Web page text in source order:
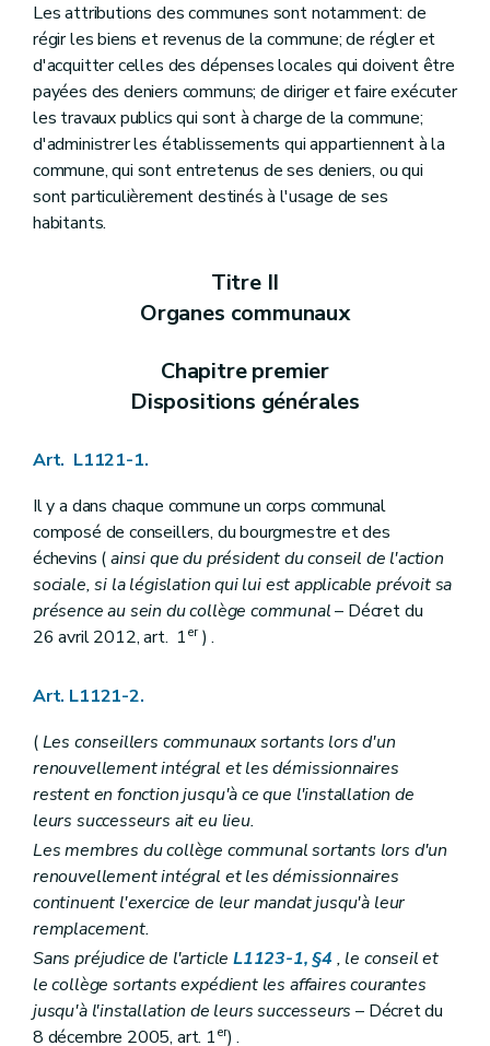
Art. L1124-10
Art. L1124-11
Art. L1124-12
Art. L1124-13
Art. L1124-14
Art. L1124-15
Art. L1124-16
Art. L1124-17
Art. L1124-18
Art. L1124-19
Art. L1124-22
Art. L1124-23
Art. L1124-24
Art. L1124-26
Art. L1124-27
Art. L1124-28
Art. L1124-33
Art. L1124-34
Art. L1124-35
Art. L1124-36
Art. L1124-37
Art. L1124-38
Art. L1124-39
Art. L1124-44
Art. L1124-45
Art. L1124-46
Art. L1124-47
Art. L1124-48
Art. L1124-49
Section 3 De l'évaluation– Décret du 30 avril 2009, art. 5, al. 1
Art.
L1124-50
Chapitre V Incompatibilités et conflits d'intérêts
Art. L1125-1
Art. L1125-1
Art. L1125-2
Art.L1125-3
Art. L1125-4
Art. L1125-5
Les attributions des communes sont notamment: de
régir les biens et revenus de la commune; de régler et
d'acquitter celles des dépenses locales qui doivent être
payées des deniers communs; de diriger et faire exécuter
les travaux publics qui sont à charge de la commune;
d'administrer les établissements qui appartiennent à la
commune, qui sont entretenus de ses deniers, ou qui
sont particulièrement destinés à l'usage de ses
habitants.
Titre II
Organes communaux
Chapitre premier
Dispositions générales
Art. L1121-1.
Il y a dans chaque commune un corps communal
composé de conseillers, du bourgmestre et des
échevins (ainsi que du président du conseil de l'action
sociale, si la législation qui lui est applicable prévoit sa
présence au sein du collège communal– Décret du
26 avril 2012, art. 1er) .
Art. L1121-2.
(Les conseillers communaux sortants lors d'un
renouvellement intégral et les démissionnaires
restent en fonction jusqu'à ce que l'installation de
leurs successeurs ait eu lieu.
Les membres du collège communal sortants lors d'un
renouvellement intégral et les démissionnaires
continuent l'exercice de leur mandat jusqu'à leur
remplacement.
Sans préjudice de l'article L1123-1, §4 , le conseil et
le collège sortants expédient les affaires courantes
jusqu'à l'installation de leurs successeurs – Décret du
8 décembre 2005, art. 1er) .